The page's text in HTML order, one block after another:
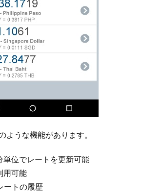
ような機能があります。
単位でレートを更新可能
用可能
ートの履歴